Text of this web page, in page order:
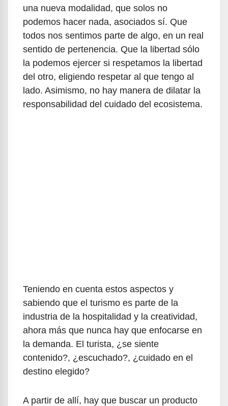
una nueva modalidad, que solos no
podemos hacer nada, asociados sí. Que
todos nos sentimos parte de algo, en un real
sentido de pertenencia. Que la libertad sólo
la podemos ejercer si respetamos la libertad
del otro, eligiendo respetar al que tengo al
lado. Asimismo, no hay manera de dilatar la
responsabilidad del cuidado del ecosistema.
Teniendo en cuenta estos aspectos y
sabiendo que el turismo es parte de la
industria de la hospitalidad y la creatividad,
ahora más que nunca hay que enfocarse en
la demanda. El turista, ¿se siente
contenido?, ¿escuchado?, ¿cuidado en el
destino elegido?
A partir de allí, hay que buscar un producto